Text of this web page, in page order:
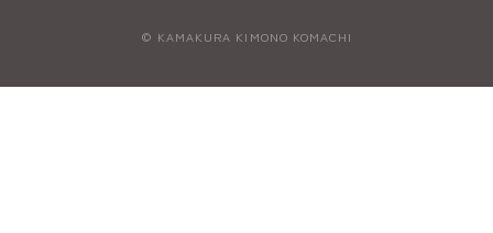
© KAMAKURA KIMONO KOMACHI